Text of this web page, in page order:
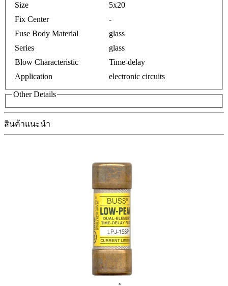
Size
5x20
Fix Center
-
Fuse Body Material
glass
Series
glass
Blow Characteristic
Time-delay
Application
electronic circuits
Other Details
สินค้าแนะนำ